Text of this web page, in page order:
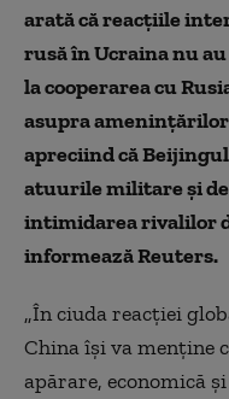
arată că reacţiile
rusă în Ucraina nu
la cooperarea cu
asupra ameninţărilor
apreciind că
atuurile militare şi
intimidarea rivalilor
informează Reuters.
„În ciuda reacţiei
China îşi va menţine
apărare, economică